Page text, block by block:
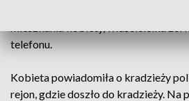
telefonu.
Kobieta powiadomiła o kradzieży
rejon, gdzie doszło do kradzieży. Na